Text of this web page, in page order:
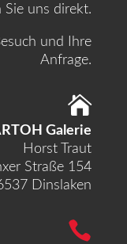
Sie uns direkt.
und Ihre
Anfrage.

Galerie
Horst Traut
Straße 154
Dinslaken
